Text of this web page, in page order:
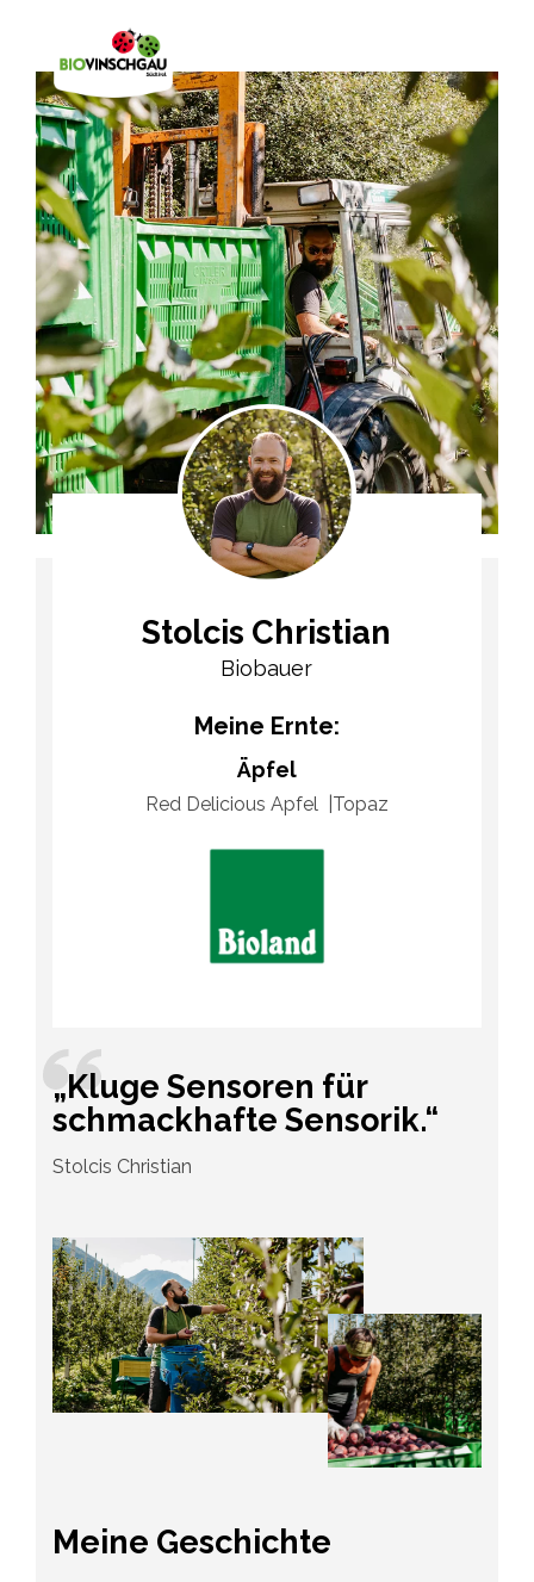
Stolcis Christian
Biobauer
Meine Ernte:
Äpfel
Red Delicious Apfel Topaz
„Kluge Sensoren für
schmackhafte Sensorik.“
Stolcis Christian
Meine Geschichte